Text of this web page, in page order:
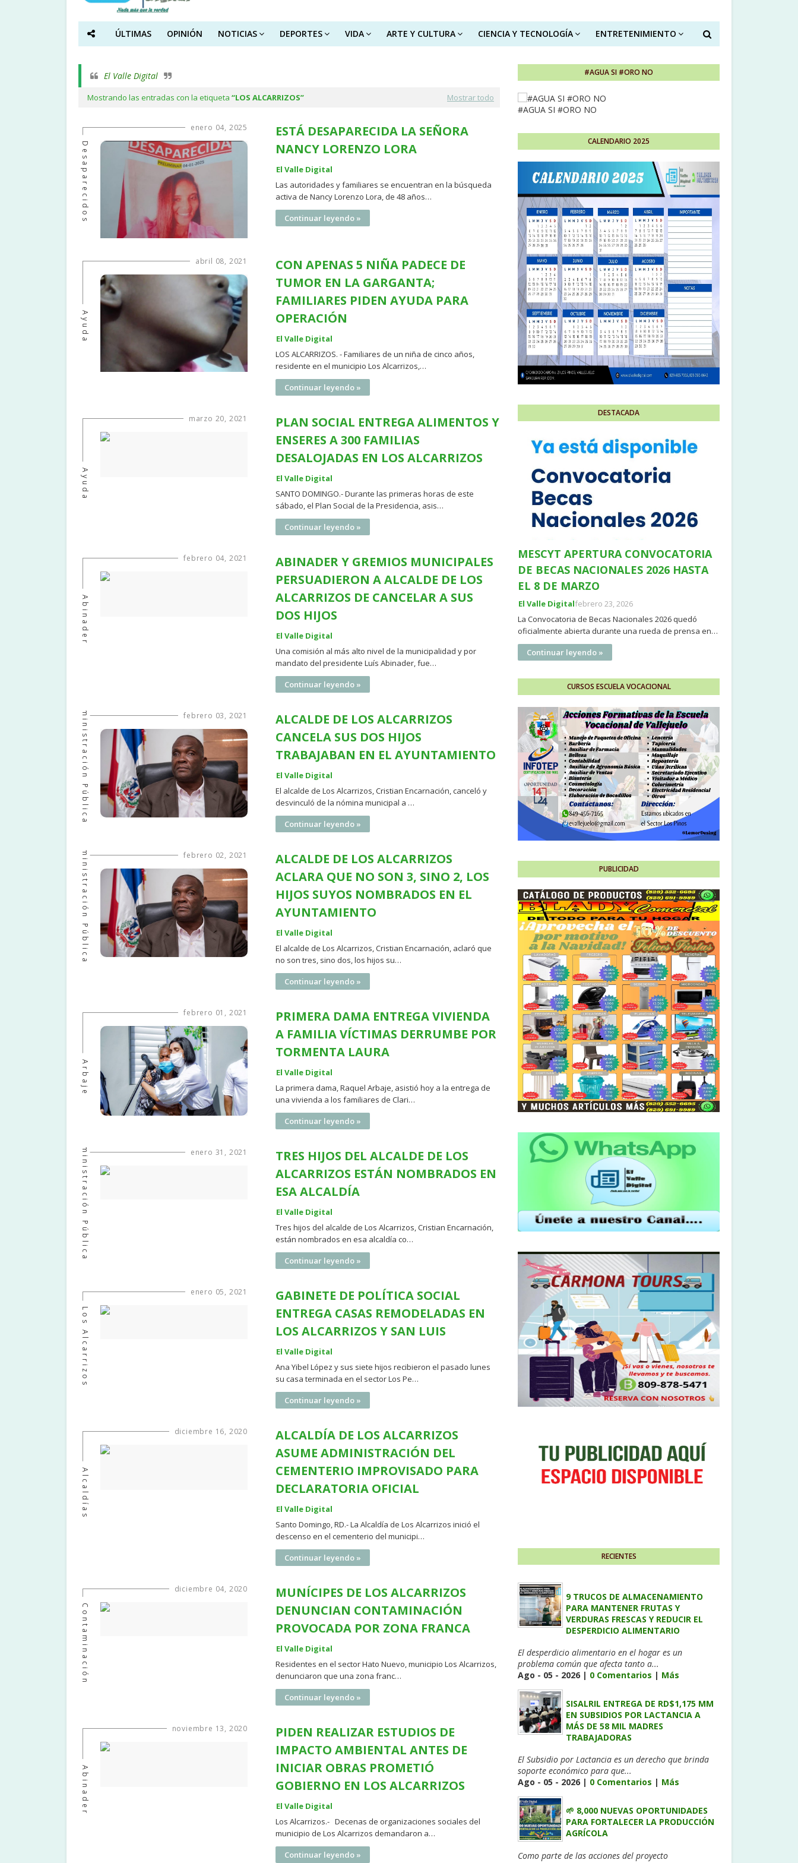
ÚLTIMAS OPINIÓN NOTICIAS DEPORTES VIDA ARTE Y CULTURA CIENCIA Y TECNOLOGÍA ENTRETENIMIENTO
El Valle Digital
Mostrando las entradas con la etiqueta LOS ALCARRIZOS Mostrar todo
enero 04, 2025
Desaparecidos
ESTÁ DESAPARECIDA LA SEÑORA
NANCY LORENZO LORA
El Valle Digital
Las autoridades y familiares se encuentran en la búsqueda
activa de Nancy Lorenzo Lora, de 48 años…
Continuar leyendo »
abril 08, 2021
Ayuda
CON APENAS 5 NIÑA PADECE DE
TUMOR EN LA GARGANTA;
FAMILIARES PIDEN AYUDA PARA
OPERACIÓN
El Valle Digital
LOS ALCARRIZOS. - Familiares de un niña de cinco años,
residente en el municipio Los Alcarrizos,…
Continuar leyendo »
marzo 20, 2021
Ayuda
PLAN SOCIAL ENTREGA ALIMENTOS Y
ENSERES A 300 FAMILIAS
DESALOJADAS EN LOS ALCARRIZOS
El Valle Digital
SANTO DOMINGO.- Durante las primeras horas de este
sábado, el Plan Social de la Presidencia, asis…
Continuar leyendo »
febrero 04, 2021
Abinader
ABINADER Y GREMIOS MUNICIPALES
PERSUADIERON A ALCALDE DE LOS
ALCARRIZOS DE CANCELAR A SUS
DOS HIJOS
El Valle Digital
Una comisión al más alto nivel de la municipalidad y por
mandato del presidente Luís Abinader, fue…
Continuar leyendo »
febrero 03, 2021
Administración Pública
ALCALDE DE LOS ALCARRIZOS
CANCELA SUS DOS HIJOS
TRABAJABAN EN EL AYUNTAMIENTO
El Valle Digital
El alcalde de Los Alcarrizos, Cristian Encarnación, canceló y
desvinculó de la nómina municipal a …
Continuar leyendo »
febrero 02, 2021
Administración Pública
ALCALDE DE LOS ALCARRIZOS
ACLARA QUE NO SON 3, SINO 2, LOS
HIJOS SUYOS NOMBRADOS EN EL
AYUNTAMIENTO
El Valle Digital
El alcalde de Los Alcarrizos, Cristian Encarnación, aclaró que
no son tres, sino dos, los hijos su…
Continuar leyendo »
febrero 01, 2021
Arbaje
PRIMERA DAMA ENTREGA VIVIENDA
A FAMILIA VÍCTIMAS DERRUMBE POR
TORMENTA LAURA
El Valle Digital
La primera dama, Raquel Arbaje, asistió hoy a la entrega de
una vivienda a los familiares de Clari…
Continuar leyendo »
enero 31, 2021
Administración Pública
TRES HIJOS DEL ALCALDE DE LOS
ALCARRIZOS ESTÁN NOMBRADOS EN
ESA ALCALDÍA
El Valle Digital
Tres hijos del alcalde de Los Alcarrizos, Cristian Encarnación,
están nombrados en esa alcaldía co…
Continuar leyendo »
enero 05, 2021
Los Alcarrizos
GABINETE DE POLÍTICA SOCIAL
ENTREGA CASAS REMODELADAS EN
LOS ALCARRIZOS Y SAN LUIS
El Valle Digital
Ana Yibel López y sus siete hijos recibieron el pasado lunes
su casa terminada en el sector Los Pe…
Continuar leyendo »
diciembre 16, 2020
Alcaldías
ALCALDÍA DE LOS ALCARRIZOS
ASUME ADMINISTRACIÓN DEL
CEMENTERIO IMPROVISADO PARA
DECLARATORIA OFICIAL
El Valle Digital
Santo Domingo, RD.- La Alcaldía de Los Alcarrizos inició el
descenso en el cementerio del municipi…
Continuar leyendo »
diciembre 04, 2020
Contaminación
MUNÍCIPES DE LOS ALCARRIZOS
DENUNCIAN CONTAMINACIÓN
PROVOCADA POR ZONA FRANCA
El Valle Digital
Residentes en el sector Hato Nuevo, municipio Los Alcarrizos,
denunciaron que una zona franc…
Continuar leyendo »
noviembre 13, 2020
Abinader
PIDEN REALIZAR ESTUDIOS DE
IMPACTO AMBIENTAL ANTES DE
INICIAR OBRAS PROMETIÓ
GOBIERNO EN LOS ALCARRIZOS
El Valle Digital
Los Alcarrizos.- Decenas de organizaciones sociales del
municipio de Los Alcarrizos demandaron a…
Continuar leyendo »
#AGUA SI #ORO NO
#AGUA SI #ORO NO
CALENDARIO 2025
DESTACADA
MESCYT APERTURA CONVOCATORIA
DE BECAS NACIONALES 2026 HASTA
EL 8 DE MARZO
El Valle Digitalfebrero 23, 2026
La Convocatoria de Becas Nacionales 2026 quedó
oficialmente abierta durante una rueda de prensa en…
Continuar leyendo »
CURSOS ESCUELA VOCACIONAL
PUBLICIDAD
RECIENTES
9 TRUCOS DE ALMACENAMIENTO
PARA MANTENER FRUTAS Y
VERDURAS FRESCAS Y REDUCIR EL
DESPERDICIO ALIMENTARIO
El desperdicio alimentario en el hogar es un
problema común que afecta tanto a...
Ago - 05 - 2026 | 0 Comentarios | Más
SISALRIL ENTREGA DE RD$1,175 MM
EN SUBSIDIOS POR LACTANCIA A
MÁS DE 58 MIL MADRES
TRABAJADORAS
El Subsidio por Lactancia es un derecho que brinda
soporte económico para que...
Ago - 05 - 2026 | 0 Comentarios | Más
🌱 8,000 NUEVAS OPORTUNIDADES
PARA FORTALECER LA PRODUCCIÓN
AGRÍCOLA
Como parte de las acciones del proyecto